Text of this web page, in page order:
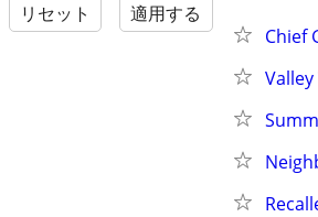
リセット 適用する
Chief
Valley